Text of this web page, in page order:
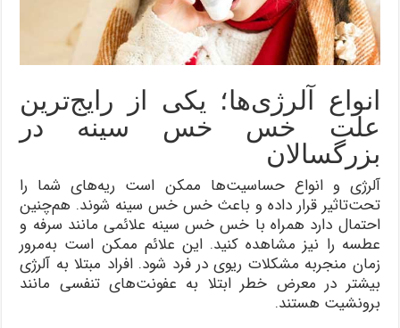
انواع آلرژی‌ها؛ یکی از رایج‌ترین
علت‌ خس خس سینه در
بزرگسالان
آلرژی و انواع حساسیت‌ها ممکن است ریه‌های شما را
تحت‌تاثیر قرار داده و باعث خس خس سینه شوند. هم‌چنین
احتمال دارد همراه با خس خس سینه علائمی مانند سرفه و
عطسه را نیز مشاهده کنید. این علائم ممکن است به‌مرور
زمان منجر‌به مشکلات ریوی در فرد شود. افراد مبتلا به آلرژی
بیشتر در معرض خطر ابتلا به عفونت‌های تنفسی مانند
برونشیت هستند.